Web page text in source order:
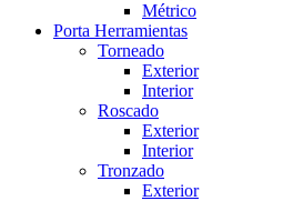
Métrico
Porta Herramientas
Torneado
Exterior
Interior
Roscado
Exterior
Interior
Tronzado
Exterior